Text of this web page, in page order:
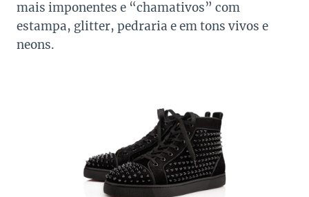
mais imponentes e “chamativos” com
estampa, glitter, pedraria e em tons vivos e
neons.